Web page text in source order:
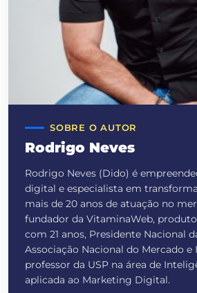
SOBRE O AUTOR
Rodrigo Neves
Rodrigo Neves (Dido) é
digital e especialista em
mais de 20 anos de atuação no
fundador da VitaminaWeb,
com 21 anos, Presidente Nacional
Associação Nacional do Mercado
professor da USP na área de
aplicada ao Marketing Digital.